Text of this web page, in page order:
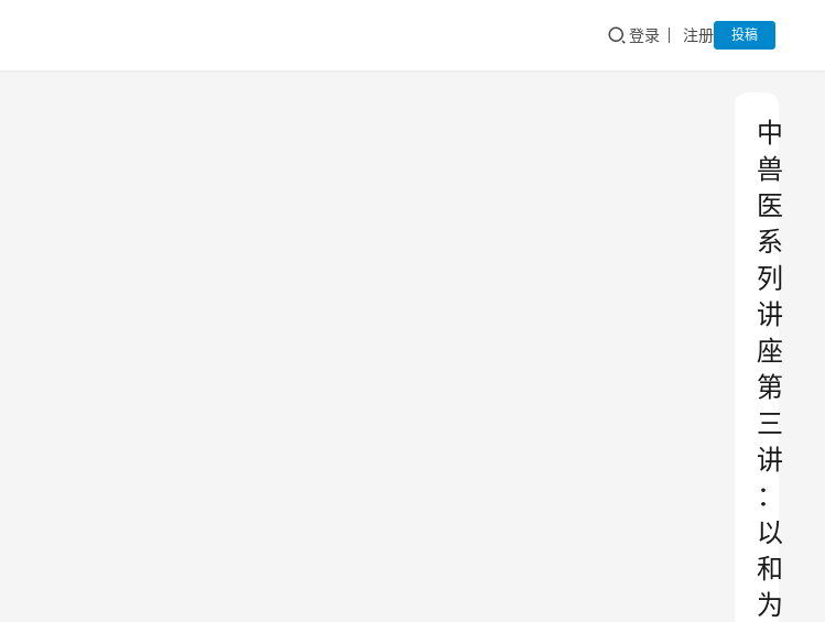
登录 注册 投稿
中
兽
医
系
列
讲
座
第
三
讲
：
以
和
为